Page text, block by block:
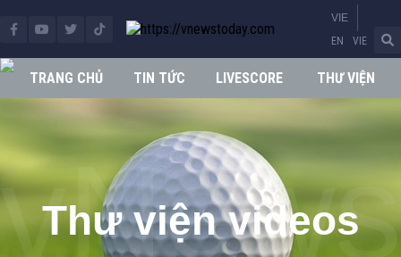
VIE
EN
VIE
TRANG CHỦ TIN TỨC LIVESCORE THƯ VIỆN
Thư viện videos